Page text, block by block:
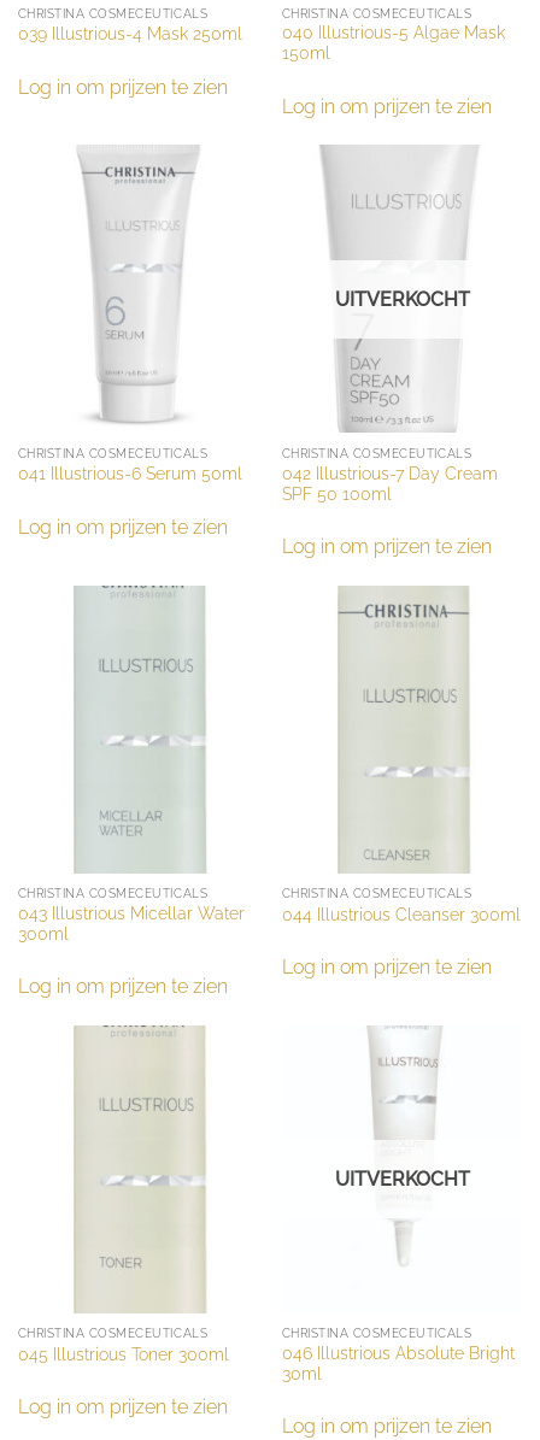
CHRISTINA COSMECEUTICALS
039 Illustrious-4 Mask 250ml
Log in om prijzen te zien
CHRISTINA COSMECEUTICALS
040 Illustrious-5 Algae Mask
150ml
Log in om prijzen te zien
CHRISTINA COSMECEUTICALS
041 Illustrious-6 Serum 50ml
Log in om prijzen te zien
UITVERKOCHT
CHRISTINA COSMECEUTICALS
042 Illustrious-7 Day Cream
SPF 50 100ml
Log in om prijzen te zien
CHRISTINA COSMECEUTICALS
043 Illustrious Micellar Water
300ml
Log in om prijzen te zien
CHRISTINA COSMECEUTICALS
044 Illustrious Cleanser 300ml
Log in om prijzen te zien
CHRISTINA COSMECEUTICALS
045 Illustrious Toner 300ml
Log in om prijzen te zien
UITVERKOCHT
CHRISTINA COSMECEUTICALS
046 Illustrious Absolute Bright
30ml
Log in om prijzen te zien